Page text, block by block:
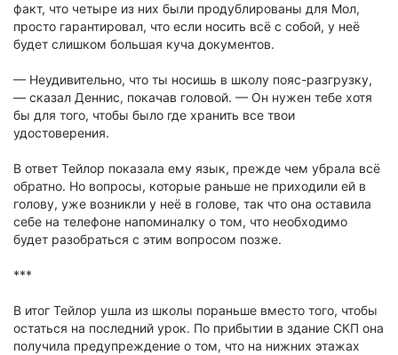
факт, что четыре из них были продублированы для Мол,
просто гарантировал, что если носить всё с собой, у неё
будет слишком большая куча документов.
— Неудивительно, что ты носишь в школу пояс-разгрузку,
— сказал Деннис, покачав головой. — Он нужен тебе хотя
бы для того, чтобы было где хранить все твои
удостоверения.
В ответ Тейлор показала ему язык, прежде чем убрала всё
обратно. Но вопросы, которые раньше не приходили ей в
голову, уже возникли у неё в голове, так что она оставила
себе на телефоне напоминалку о том, что необходимо
будет разобраться с этим вопросом позже.
***
В итог Тейлор ушла из школы пораньше вместо того, чтобы
остаться на последний урок. По прибытии в здание СКП она
получила предупреждение о том, что на нижних этажах